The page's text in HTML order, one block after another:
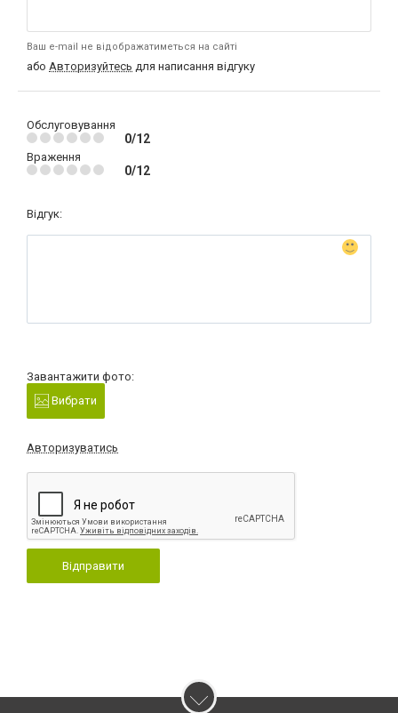
Ваш e-mail не відображатиметься на сайті
або Авторизуйтесь для написання відгуку
Обслуговування
0/12
Враження
0/12
Відгук:
Завантажити фото:
Вибрати
Авторизуватись
Відправити